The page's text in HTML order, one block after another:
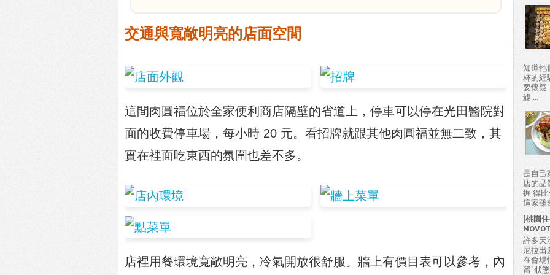
交通與寬敞明亮的店面空間
這間肉圓福位於全家便利商店隔壁的省道上，停車可以停在光田醫院對
面的收費停車場，每小時 20 元。看招牌就跟其他肉圓福並無二致，其
實在裡面吃東西的氛圍也差不多。
店裡用餐環境寬敞明亮，冷氣開放很舒服。牆上有價目表可以參考，內
知道牠
杯的經
要懷疑
觴....
是自己
店的品
握 得
這家雖
[桃園
許多天
尼拉出
在會場
留"狀